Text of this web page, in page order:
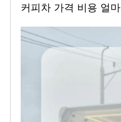
커피차 가격 비용 얼